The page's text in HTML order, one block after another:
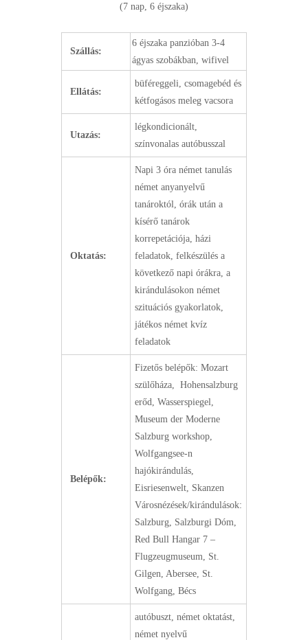
(7 nap, 6 éjszaka)
Szállás:
6 éjszaka panzióban 3-4
ágyas szobákban, wifivel
Ellátás:
büféreggeli, csomagebéd és
kétfogásos meleg vacsora
Utazás:
légkondicionált,
színvonalas autóbusszal
Oktatás:
Napi 3 óra német tanulás
német anyanyelvű
tanároktól, órák után a
kísérő tanárok
korrepetációja, házi
feladatok, felkészülés a
következő napi órákra, a
kirándulásokon német
szituációs gyakorlatok,
játékos német kvíz
feladatok
Belépők:
Fizetős belépők: Mozart
szülőháza, Hohensalzburg
erőd, Wasserspiegel,
Museum der Moderne
Salzburg workshop,
Wolfgangsee-n
hajókirándulás,
Eisriesenwelt, Skanzen
Városnézések/kirándulások:
Salzburg, Salzburgi Dóm,
Red Bull Hangar 7 –
Flugzeugmuseum, St.
Gilgen, Abersee, St.
Wolfgang, Bécs
autóbuszt, német oktatást,
német nyelvű